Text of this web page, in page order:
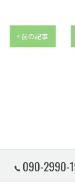
< 前の記事
090-2990-